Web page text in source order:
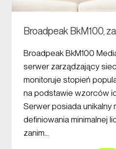
Broadpeak BkM100,
Broadpeak BkM100
serwer zarządzający
monitoruje stopień
na podstawie wzorców
Serwer posiada unikalny
definiowania minimalnej
zanim…